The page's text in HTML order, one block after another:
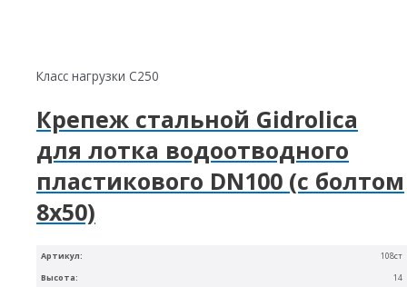
Артикул: 108ст
Высота: 14
Класс нагрузки C250
Крепеж стальной Gidrolica
для лотка водоотводного
пластикового DN100 (с болтом
8х50)